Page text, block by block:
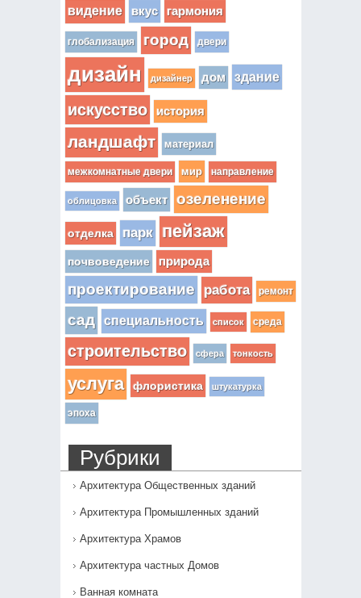
видение вкус гармония
глобализация город двери
дизайн дизайнер дом здание
искусство история
ландшафт материал
межкомнатные двери мир направление
облицовка объект озеленение
отделка парк пейзаж
почвоведение природа
проектирование работа ремонт
сад специальность список среда
строительство сфера тонкость
услуга флористика штукатурка
эпоха
Рубрики
Архитектура Общественных зданий
Архитектура Промышленных зданий
Архитектура Храмов
Архитектура частных Домов
Ванная комната